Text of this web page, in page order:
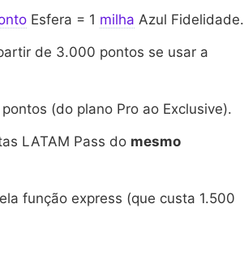
Esfera = 1 milha Azul Fidelidade.
de 3.000 pontos se usar a
(do plano Pro ao Exclusive).
LATAM Pass do mesmo
função express (que custa 1.500